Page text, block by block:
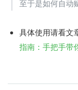
至于是如何自动
具体使用请看文
指南：手把手带